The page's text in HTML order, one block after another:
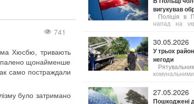
741
Хюсбю, тривають
щонайменше
само постраждали
було затримано
вигукував
Поліція в
напад на
учасників
30.05.2026
У трьох
негоди
інструменту
оперативно
27.05.2026
Пошкоджені